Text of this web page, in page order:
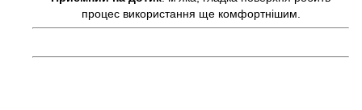
процес використання ще комфортнішим.